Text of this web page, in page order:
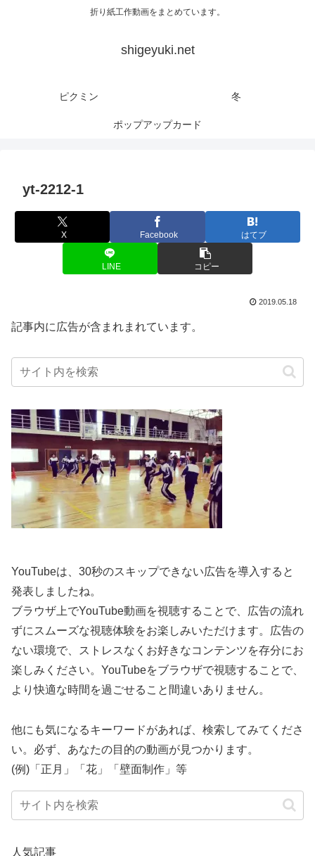
折り紙工作動画をまとめています。
shigeyuki.net
ピクミン 冬
ポップアップカード
yt-2212-1
X Facebook はてブ
LINE コピー
2019.05.18
記事内に広告が含まれまれています。
YouTubeは、30秒のスキップできない広告を導入すると
発表しましたね。
ブラウザ上でYouTube動画を視聴することで、広告の流れ
ずにスムーズな視聴体験をお楽しみいただけます。広告の
ない環境で、ストレスなくお好きなコンテンツを存分にお
楽しみください。YouTubeをブラウザで視聴することで、
より快適な時間を過ごせること間違いありません。
他にも気になるキーワードがあれば、検索してみてくださ
い。必ず、あなたの目的の動画が見つかります。
(例)「正月」「花」「壁面制作」等
人気記事